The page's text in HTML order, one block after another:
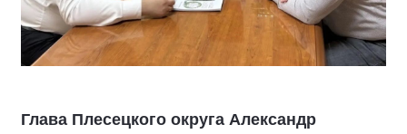
Глава Плесецкого округа Александр